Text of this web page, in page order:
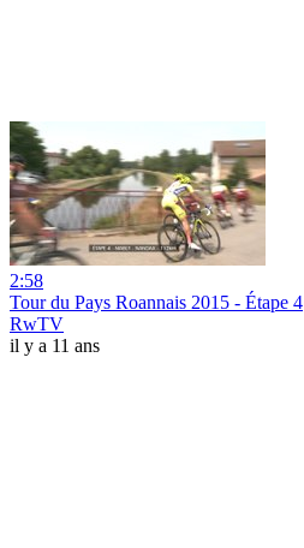
2:58
Tour du Pays Roannais 2015 - Étape 4
RwTV
il y a 11 ans